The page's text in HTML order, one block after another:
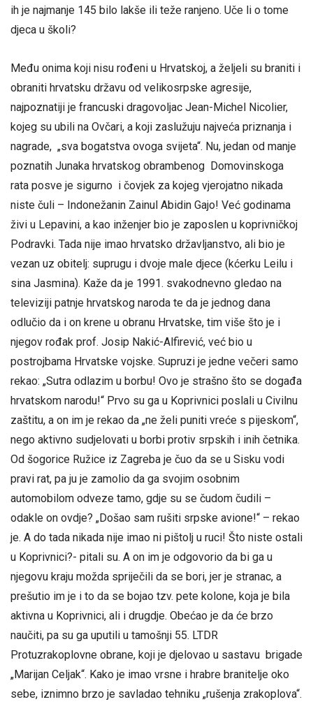
ih je najmanje 145 bilo lakše ili teže ranjeno. Uče li o tome
djeca u školi?
Među onima koji nisu rođeni u Hrvatskoj, a željeli su braniti i
obraniti hrvatsku državu od velikosrpske agresije,
najpoznatiji je francuski dragovoljac Jean-Michel Nicolier,
kojeg su ubili na Ovčari, a koji zaslužuju najveća priznanja i
nagrade, „sva bogatstva ovoga svijeta“. Nu, jedan od manje
poznatih Junaka hrvatskog obrambenog Domovinskoga
rata posve je sigurno i čovjek za kojeg vjerojatno nikada
niste čuli – Indonežanin Zainul Abidin Gajo! Već godinama
živi u Lepavini, a kao inženjer bio je zaposlen u koprivničkoj
Podravki. Tada nije imao hrvatsko državljanstvo, ali bio je
vezan uz obitelj: suprugu i dvoje male djece (kćerku Leilu i
sina Jasmina). Kaže da je 1991. svakodnevno gledao na
televiziji patnje hrvatskog naroda te da je jednog dana
odlučio da i on krene u obranu Hrvatske, tim više što je i
njegov rođak prof. Josip Nakić-Alfirević, već bio u
postrojbama Hrvatske vojske. Supruzi je jedne večeri samo
rekao: „Sutra odlazim u borbu! Ovo je strašno što se događa
hrvatskom narodu!“ Prvo su ga u Koprivnici poslali u Civilnu
zaštitu, a on im je rekao da „ne želi puniti vreće s pijeskom“,
nego aktivno sudjelovati u borbi protiv srpskih i inih četnika.
Od šogorice Ružice iz Zagreba je čuo da se u Sisku vodi
pravi rat, pa ju je zamolio da ga svojim osobnim
automobilom odveze tamo, gdje su se čudom čudili –
odakle on ovdje? „Došao sam rušiti srpske avione!“ – rekao
je. A do tada nikada nije imao ni pištolj u ruci! Što niste ostali
u Koprivnici?- pitali su. A on im je odgovorio da bi ga u
njegovu kraju možda spriječili da se bori, jer je stranac, a
prešutio im je i to da se bojao tzv. pete kolone, koja je bila
aktivna u Koprivnici, ali i drugdje. Obećao je da će brzo
naučiti, pa su ga uputili u tamošnji 55. LTDR
Protuzrakoplovne obrane, koji je djelovao u sastavu brigade
„Marijan Celjak“. Kako je imao vrsne i hrabre branitelje oko
sebe, iznimno brzo je savladao tehniku „rušenja zrakoplova“.